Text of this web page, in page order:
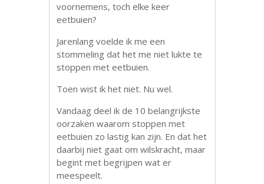
voornemens, toch elke keer
eetbuien?
Jarenlang voelde ik me een
stommeling dat het me niet lukte te
stoppen met eetbuien.
Toen wist ik het niet. Nu wel.
Vandaag deel ik de 10 belangrijkste
oorzaken waarom stoppen met
eetbuien zo lastig kan zijn. En dat het
daarbij niet gaat om wilskracht, maar
begint met begrijpen wat er
meespeelt.